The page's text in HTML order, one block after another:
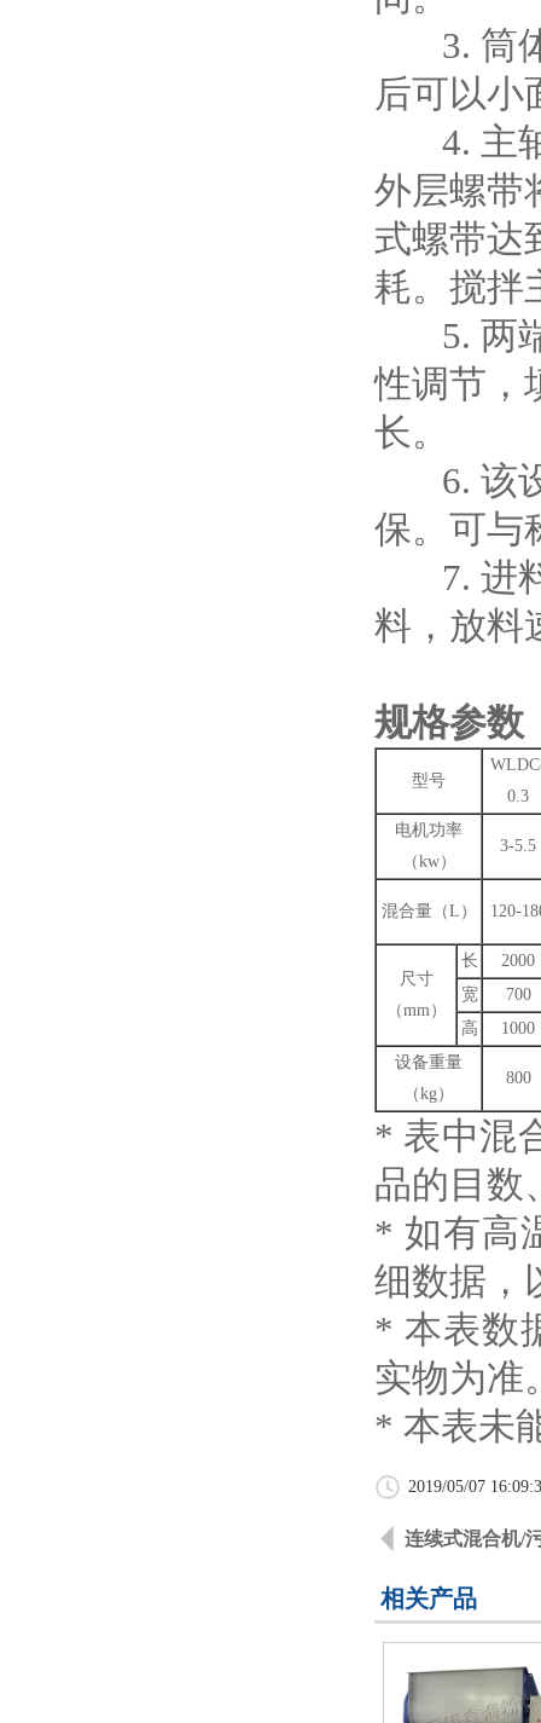
3. 筒体
后可以小
4. 主轴
外层螺带
式螺带达
耗。搅拌
5. 两端
性调节，
长。
6. 该设
保。可与
7. 进料
料，放料
规格参数
型号
0.3
电机功率
（kw）
3-5.5
混合量（L） 120-
尺寸
（mm）
长
2000
宽
700
高
1000
设备重量
（kg）
800
* 表中混
品的目数
* 如有高
细数据，
* 本表数
实物为准
* 本表未
2019/05/07
连续式混合机/
相关产品